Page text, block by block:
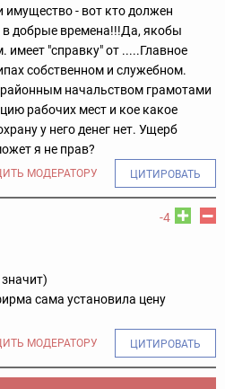
- вот кто должен
добрые времена!!!Да, якобы
имеет "справку" от .....Главное
собственном и служебном.
начальством грамотами
рабочих мест и кое какое
у него денег нет. Ущерб
я не прав?
МОДЕРАТОРУ ЦИТИРОВАТЬ
-4
сама установила цену
МОДЕРАТОРУ ЦИТИРОВАТЬ